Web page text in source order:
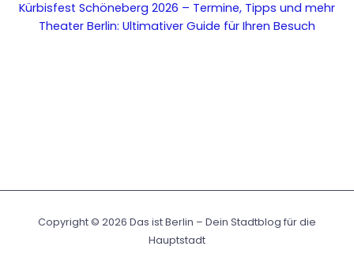
Kürbisfest Schöneberg 2026 – Termine, Tipps und mehr
Theater Berlin: Ultimativer Guide für Ihren Besuch
Copyright © 2026 Das ist Berlin – Dein Stadtblog für die
Hauptstadt